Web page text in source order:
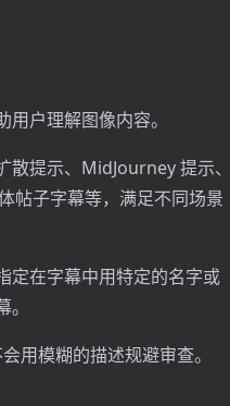
户理解图像内容。
提示、MidJourney 提示、
帖子字幕等，满足不同场景
定在字幕中用特定的名字或
用模糊的描述规避审查。